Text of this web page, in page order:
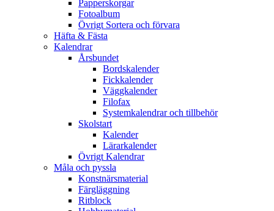
Papperskorgar
Fotoalbum
Övrigt Sortera och förvara
Häfta & Fästa
Kalendrar
Årsbundet
Bordskalender
Fickkalender
Väggkalender
Filofax
Systemkalendrar och tillbehör
Skolstart
Kalender
Lärarkalender
Övrigt Kalendrar
Måla och pyssla
Konstnärsmaterial
Färgläggning
Ritblock